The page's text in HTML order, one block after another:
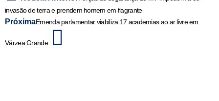
invasão de terra e prendem homem em flagrante
PróximaEmenda parlamentar viabiliza 17 academias ao ar livre em
Várzea Grande